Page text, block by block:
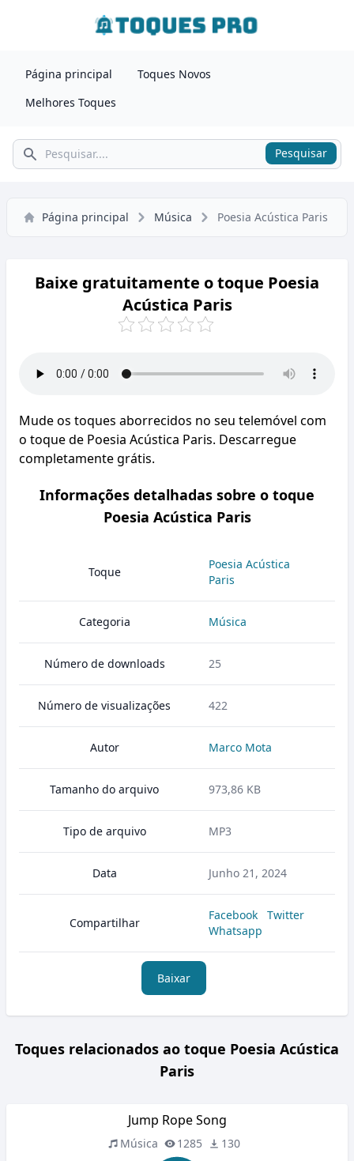
Página principal
Toques Novos
Melhores Toques
Pesquisar Pesquisar
Página principal Música Poesia Acústica Paris
Baixe gratuitamente o toque Poesia
Acústica Paris
Mude os toques aborrecidos no seu telemóvel com
o toque de Poesia Acústica Paris. Descarregue
completamente grátis.
Informações detalhadas sobre o toque
Poesia Acústica Paris
Toque
Poesia Acústica
Paris
Categoria Música
Número de downloads 25
Número de visualizações 422
Autor Marco Mota
Tamanho do arquivo 973,86 KB
Tipo de arquivo MP3
Data Junho 21, 2024
Compartilhar
Facebook
Twitter
Whatsapp
Baixar
Toques relacionados ao toque Poesia Acústica
Paris
Jump Rope Song
Música 1285 130